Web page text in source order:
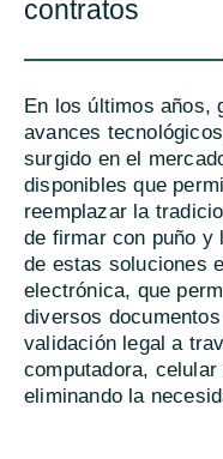
contratos
-
En los últimos años,
avances
surgido en el
disponibles que
reemplazar la
de firmar con puño y
de estas soluciones
electrónica, que
diversos
validación legal a
computadora, celular
eliminando la